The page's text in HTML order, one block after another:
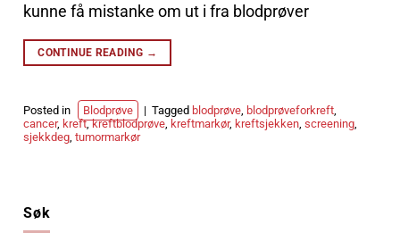
kunne få mistanke om ut i fra blodprøver
CONTINUE READING →
Posted in Blodprøve | Tagged blodprøve, blodprøveforkreft,
cancer, kreft,kreftblodprøve, kreftmarkør, kreftsjekken, screening,
sjekkdeg, tumormarkør
Søk